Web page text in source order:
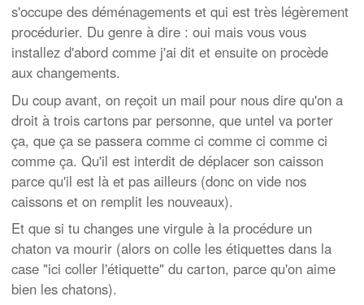
s'occupe des déménagements et qui est très légèrement
procédurier. Du genre à dire : oui mais vous vous
installez d'abord comme j'ai dit et ensuite on procède
aux changements.
Du coup avant, on reçoit un mail pour nous dire qu'on a
droit à trois cartons par personne, que untel va porter
ça, que ça se passera comme ci comme ci comme ci
comme ça. Qu'il est interdit de déplacer son caisson
parce qu'il est là et pas ailleurs (donc on vide nos
caissons et on remplit les nouveaux).
Et que si tu changes une virgule à la procédure un
chaton va mourir (alors on colle les étiquettes dans la
case "ici coller l'étiquette" du carton, parce qu'on aime
bien les chatons).